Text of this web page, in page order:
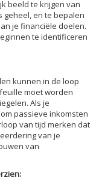
beeld te krijgen van
en te bepalen
je financiële doelen.
te identificeren
kunnen in de loop
moet worden
Als je
passieve inkomsten
van tijd merken dat
van je
van